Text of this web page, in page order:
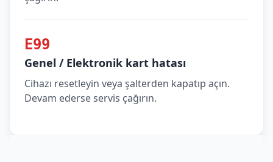
E99
Genel / Elektronik kart hatası
Cihazı resetleyin veya şalterden kapatıp açın.
Devam ederse servis çağırın.